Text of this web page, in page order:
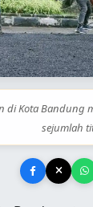
di Kota Bandung
sejumlah